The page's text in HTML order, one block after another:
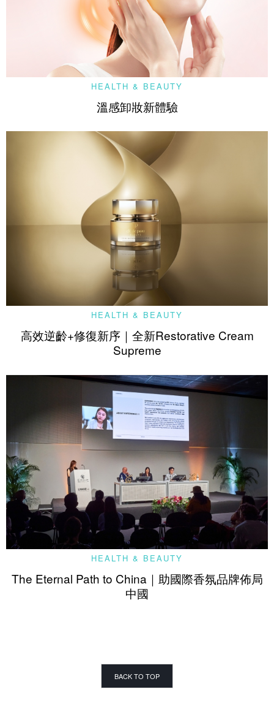
HEALTH & BEAUTY
溫感卸妝新體驗
HEALTH & BEAUTY
高效逆齡+修復新序｜全新Restorative Cream
Supreme
HEALTH & BEAUTY
The Eternal Path to China｜助國際香氛品牌佈局
中國
BACK TO TOP